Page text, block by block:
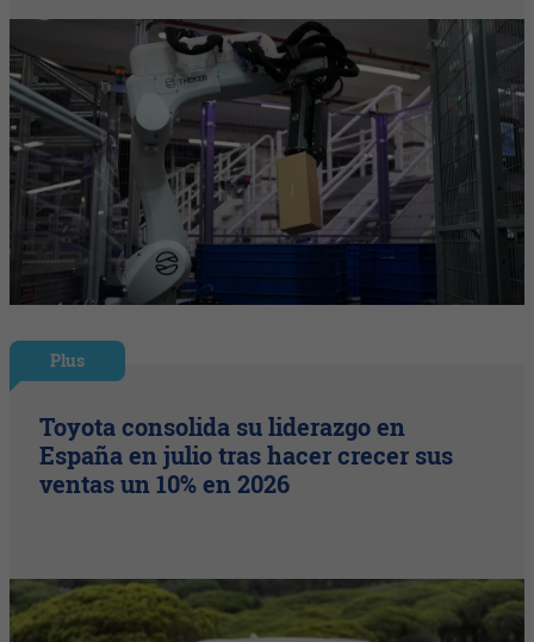
Plus
Toyota consolida su liderazgo en
España en julio tras hacer crecer sus
ventas un 10% en 2026